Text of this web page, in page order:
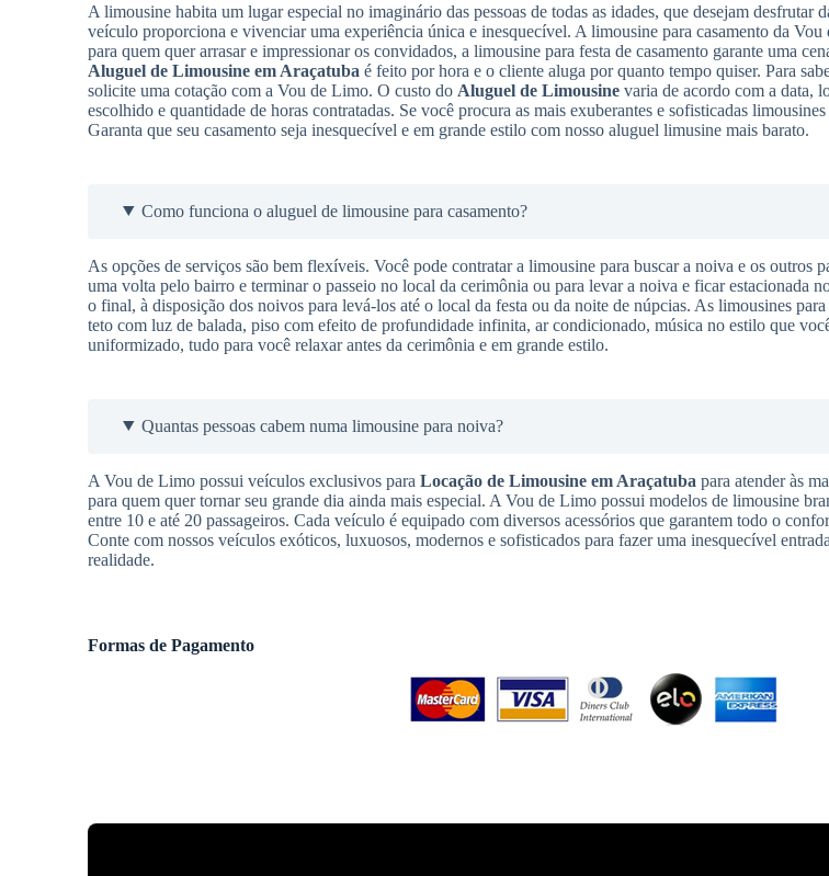
A limousine habita um lugar especial no imaginário das pessoas de todas as idades, que desejam desfrutar
veículo proporciona e vivenciar uma experiência única e inesquecível. A limousine para casamento da
para quem quer arrasar e impressionar os convidados, a limousine para festa de casamento garante uma
Aluguel de Limousine em Araçatuba é feito por hora e o cliente aluga por quanto tempo quiser. Para
solicite uma cotação com a Vou de Limo. O custo do Aluguel de Limousine varia de acordo com a data,
escolhido e quantidade de horas contratadas. Se você procura as mais exuberantes e sofisticadas limousines
Garanta que seu casamento seja inesquecível e em grande estilo com nosso aluguel limusine mais barato.
Como funciona o aluguel de limousine para casamento?
As opções de serviços são bem flexíveis. Você pode contratar a limousine para buscar a noiva e os outros
uma volta pelo bairro e terminar o passeio no local da cerimônia ou para levar a noiva e ficar estacionada
o final, à disposição dos noivos para levá-los até o local da festa ou da noite de núpcias. As limousines para
teto com luz de balada, piso com efeito de profundidade infinita, ar condicionado, música no estilo que
uniformizado, tudo para você relaxar antes da cerimônia e em grande estilo.
Quantas pessoas cabem numa limousine para noiva?
A Vou de Limo possui veículos exclusivos para Locação de Limousine em Araçatuba para atender às
para quem quer tornar seu grande dia ainda mais especial. A Vou de Limo possui modelos de limousine
entre 10 e até 20 passageiros. Cada veículo é equipado com diversos acessórios que garantem todo o
Conte com nossos veículos exóticos, luxuosos, modernos e sofisticados para fazer uma inesquecível
realidade.
Formas de Pagamento